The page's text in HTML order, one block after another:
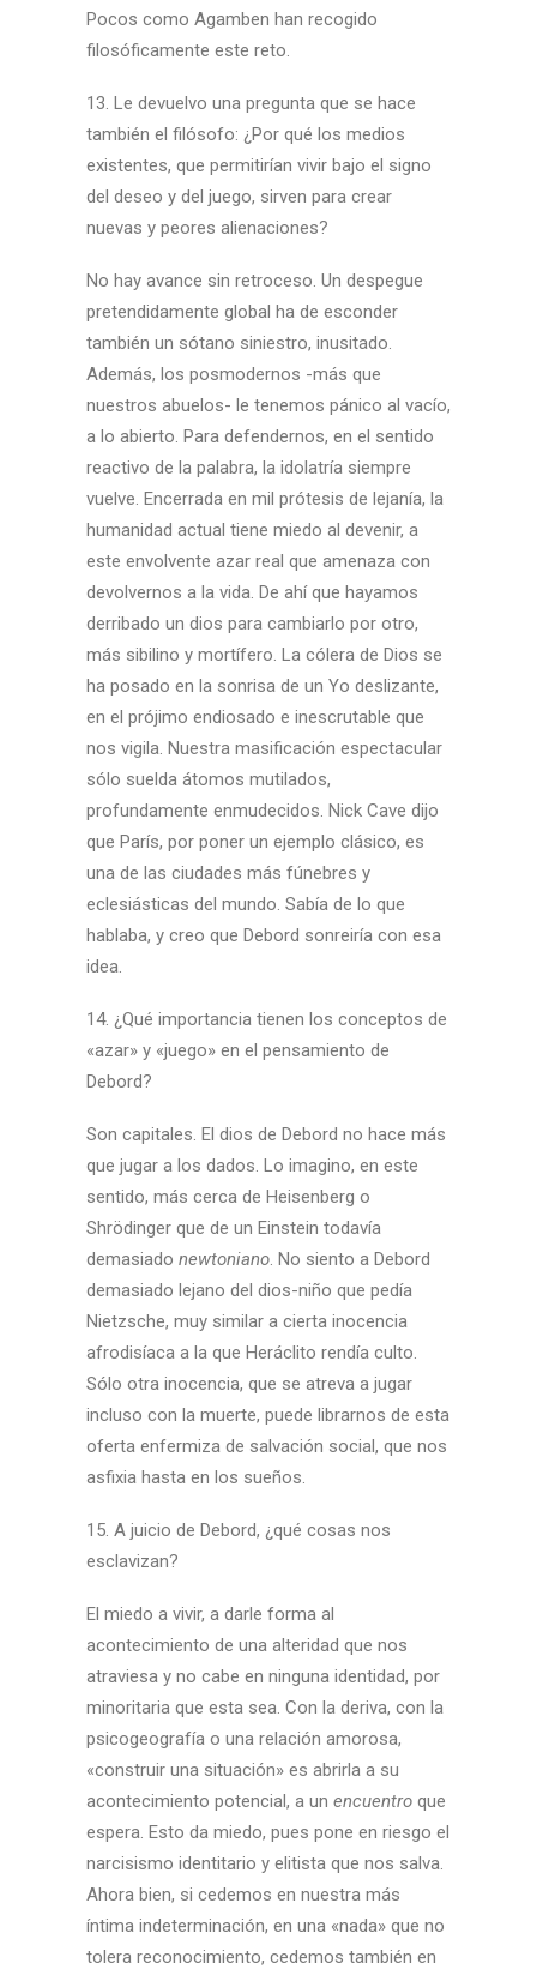
Pocos como Agamben han recogido
filosóficamente este reto.
13. Le devuelvo una pregunta que se hace
también el filósofo: ¿Por qué los medios
existentes, que permitirían vivir bajo el signo
del deseo y del juego, sirven para crear
nuevas y peores alienaciones?
No hay avance sin retroceso. Un despegue
pretendidamente global ha de esconder
también un sótano siniestro, inusitado.
Además, los posmodernos -más que
nuestros abuelos- le tenemos pánico al vacío,
a lo abierto. Para defendernos, en el sentido
reactivo de la palabra, la idolatría siempre
vuelve. Encerrada en mil prótesis de lejanía, la
humanidad actual tiene miedo al devenir, a
este envolvente azar real que amenaza con
devolvernos a la vida. De ahí que hayamos
derribado un dios para cambiarlo por otro,
más sibilino y mortífero. La cólera de Dios se
ha posado en la sonrisa de un Yo deslizante,
en el prójimo endiosado e inescrutable que
nos vigila. Nuestra masificación espectacular
sólo suelda átomos mutilados,
profundamente enmudecidos. Nick Cave dijo
que París, por poner un ejemplo clásico, es
una de las ciudades más fúnebres y
eclesiásticas del mundo. Sabía de lo que
hablaba, y creo que Debord sonreiría con esa
idea.
14. ¿Qué importancia tienen los conceptos de
«azar» y «juego» en el pensamiento de
Debord?
Son capitales. El dios de Debord no hace más
que jugar a los dados. Lo imagino, en este
sentido, más cerca de Heisenberg o
Shrödinger que de un Einstein todavía
demasiado newtoniano. No siento a Debord
demasiado lejano del dios-niño que pedía
Nietzsche, muy similar a cierta inocencia
afrodisíaca a la que Heráclito rendía culto.
Sólo otra inocencia, que se atreva a jugar
incluso con la muerte, puede librarnos de esta
oferta enfermiza de salvación social, que nos
asfixia hasta en los sueños.
15. A juicio de Debord, ¿qué cosas nos
esclavizan?
El miedo a vivir, a darle forma al
acontecimiento de una alteridad que nos
atraviesa y no cabe en ninguna identidad, por
minoritaria que esta sea. Con la deriva, con la
psicogeografía o una relación amorosa,
«construir una situación» es abrirla a su
acontecimiento potencial, a un encuentro que
espera. Esto da miedo, pues pone en riesgo el
narcisismo identitario y elitista que nos salva.
Ahora bien, si cedemos en nuestra más
íntima indeterminación, en una «nada» que no
tolera reconocimiento, cedemos también en